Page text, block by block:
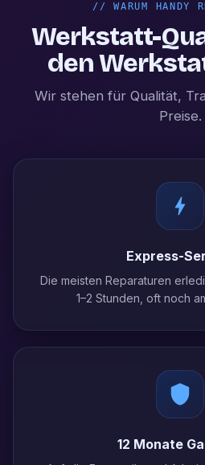
//WARUM HANDY
Werkstatt-
den
Wir stehen für Qualität,
Preise.
Express-
Die meisten Reparaturen
1–2 Stunden, oft noch
12 Monate